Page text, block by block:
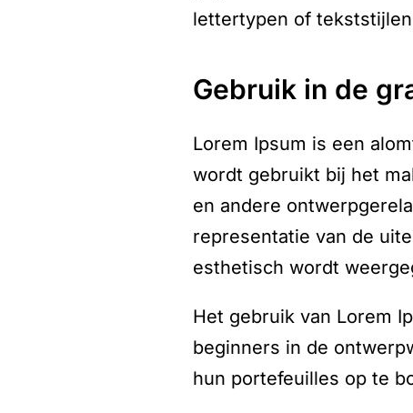
lettertypen of
gebruik in de
Lorem Ipsum is een
wordt gebruikt bij het
en andere
representatie van de
esthetisch wordt
Het gebruik van Lorem
beginners in de
hun portefeuilles op te